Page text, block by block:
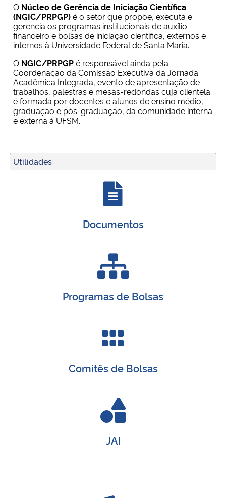
O Núcleo de Gerência de Iniciação Científica
(NGIC/PRPGP)é o setor que propõe, executa e
gerencia os programas institucionais de auxílio
financeiro e bolsas de iniciação científica, externos e
internos à Universidade Federal de Santa Maria.
O NGIC/PRPGPé responsável ainda pela
Coordenação da Comissão Executiva da Jornada
Acadêmica Integrada, evento de apresentação de
trabalhos, palestras e mesas-redondas cuja clientela
é formada por docentes e alunos de ensino médio,
graduação e pós-graduação, da comunidade interna
e externa à UFSM.
Utilidades
Documentos
Programas de Bolsas
Comitês de Bolsas
JAI